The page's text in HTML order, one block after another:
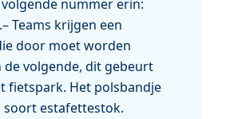
nummer erin:
Teams krijgen een
door moet worden
de volgende, dit gebeurt
fietspark. Het polsbandje
soort estafettestok.